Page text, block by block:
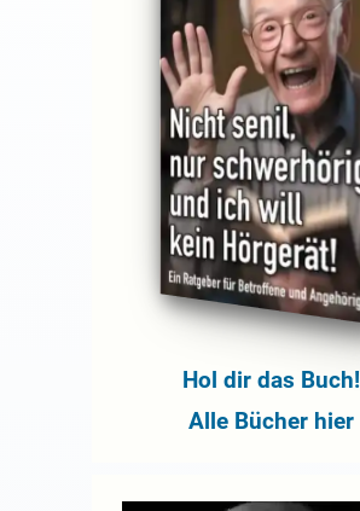
Hol dir das Buch!
Alle Bücher hier